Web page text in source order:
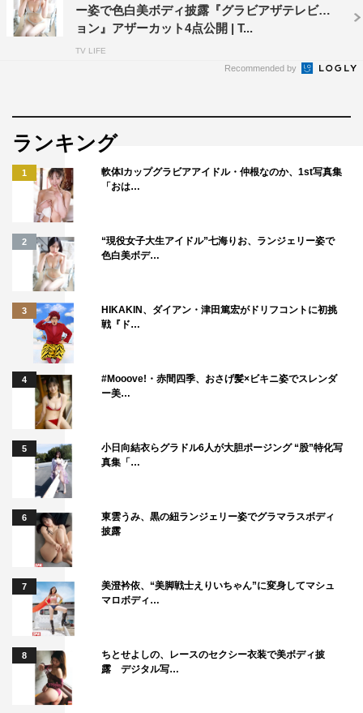
ー姿で色白美ボディ披露『グラビアザテレビジ
ョン』アザーカット4点公開 | T...
TV LIFE
Recommended by
ランキング
1
軟体Iカップグラビアアイドル・仲根なのか、1st写真集
「おは…
2
“現役女子大生アイドル”七海りお、ランジェリー姿で
色白美ボデ…
3
HIKAKIN、ダイアン・津田篤宏がドリフコントに初挑
戦『ド…
4
#Mooove!・赤間四季、おさげ髪×ビキニ姿でスレンダ
ー美…
5
小日向結衣らグラドル6人が大胆ポージング “股”特化写
真集「…
6
東雲うみ、黒の紐ランジェリー姿でグラマラスボディ
披露
7
美澄衿依、“美脚戦士えりいちゃん”に変身してマシュ
マロボディ…
8
ちとせよしの、レースのセクシー衣装で美ボディ披
露 デジタル写…